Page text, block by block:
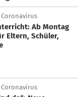
Coronavirus
Eltern, Schüler,
Coronavirus